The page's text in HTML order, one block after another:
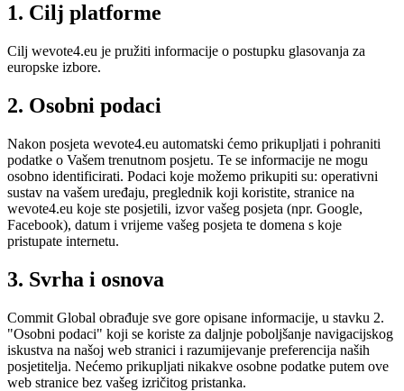
1. Cilj platforme
Cilj wevote4.eu je pružiti informacije o postupku glasovanja za
europske izbore.
2. Osobni podaci
Nakon posjeta wevote4.eu automatski ćemo prikupljati i pohraniti
podatke o Vašem trenutnom posjetu. Te se informacije ne mogu
osobno identificirati. Podaci koje možemo prikupiti su: operativni
sustav na vašem uređaju, preglednik koji koristite, stranice na
wevote4.eu koje ste posjetili, izvor vašeg posjeta (npr. Google,
Facebook), datum i vrijeme vašeg posjeta te domena s koje
pristupate internetu.
3. Svrha i osnova
Commit Global obrađuje sve gore opisane informacije, u stavku 2.
"Osobni podaci" koji se koriste za daljnje poboljšanje navigacijskog
iskustva na našoj web stranici i razumijevanje preferencija naših
posjetitelja. Nećemo prikupljati nikakve osobne podatke putem ove
web stranice bez vašeg izričitog pristanka.